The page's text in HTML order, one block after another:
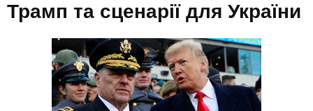
Трамп та сценарії для України